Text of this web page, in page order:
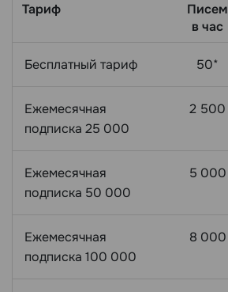
Тариф
Писем
в час
Бесплатный тариф 50*
Ежемесячная
подписка 25 000
2 500
Ежемесячная
подписка 50 000
5 000
Ежемесячная
подписка 100 000
8 000